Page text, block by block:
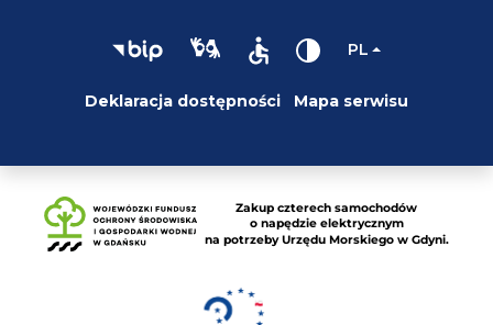
PL
Deklaracja dostępności Mapa serwisu